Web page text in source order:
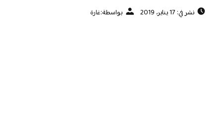
نشر في: 17 يناير، 2019 بواسطة:غارة